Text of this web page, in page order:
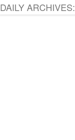
DAILY ARCHIVES: